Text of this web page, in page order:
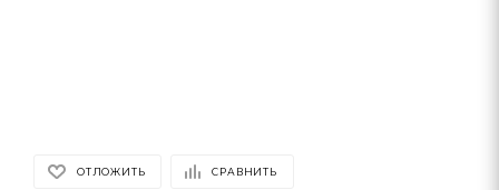
ОТЛОЖИТЬ СРАВНИТЬ